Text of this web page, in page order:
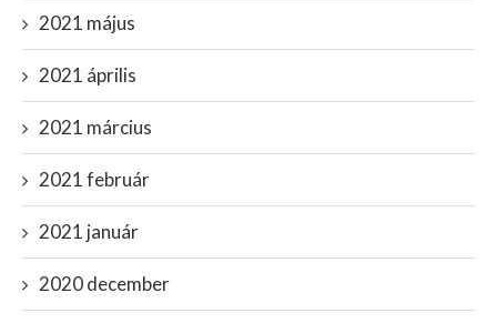
2021 május
2021 április
2021 március
2021 február
2021 január
2020 december